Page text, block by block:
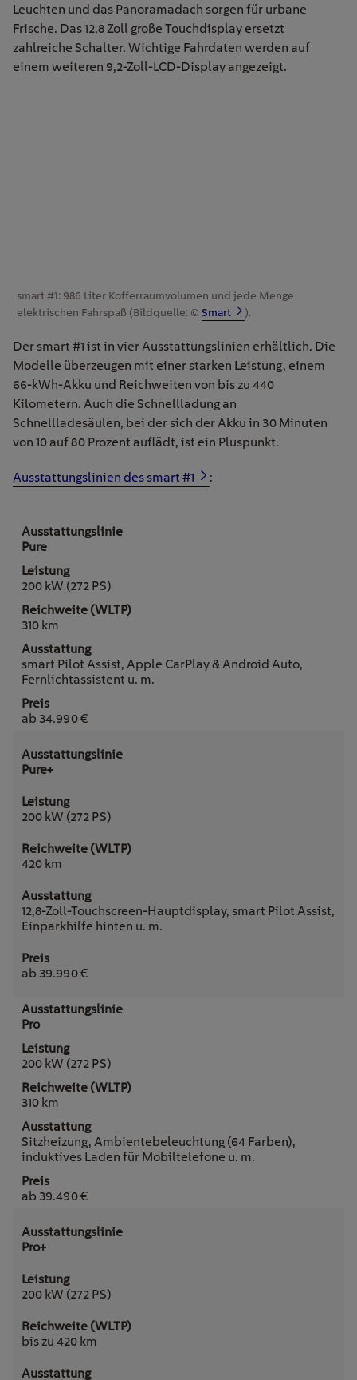
Leuchten und das Panoramadach sorgen für urbane
Frische. Das 12,8 Zoll große Touchdisplay ersetzt
zahlreiche Schalter. Wichtige Fahrdaten werden auf
einem weiteren 9,2-Zoll-LCD-Display angezeigt.
smart #1: 986 Liter Kofferraumvolumen und jede Menge
elektrischen Fahrspaß (Bildquelle: © Smart ).
Der smart #1 ist in vier Ausstattungslinien erhältlich. Die
Modelle überzeugen mit einer starken Leistung, einem
66-kWh-Akku und Reichweiten von bis zu 440
Kilometern. Auch die Schnellladung an
Schnellladesäulen, bei der sich der Akku in 30 Minuten
von 10 auf 80 Prozent auflädt, ist ein Pluspunkt.
Ausstattungslinien des smart #1 :
Pure
200 kW (272 PS)
310 km
smart Pilot Assist, Apple CarPlay & Android Auto,
Fernlichtassistent u. m.
ab 34.990 €
Pure+
200 kW (272 PS)
420 km
12,8-Zoll-Touchscreen-Hauptdisplay, smart Pilot Assist,
Einparkhilfe hinten u. m.
ab 39.990 €
Pro
200 kW (272 PS)
310 km
Sitzheizung, Ambientebeleuchtung (64 Farben),
induktives Laden für Mobiltelefone u. m.
ab 39.490 €
Pro+
200 kW (272 PS)
bis zu 420 km